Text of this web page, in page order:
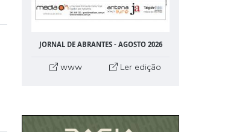
JORNAL DE ABRANTES - AGOSTO 2026
www Ler edição